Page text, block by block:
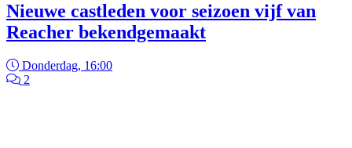
Nieuwe castleden voor seizoen vijf van
Reacher bekendgemaakt
Donderdag, 16:00
2